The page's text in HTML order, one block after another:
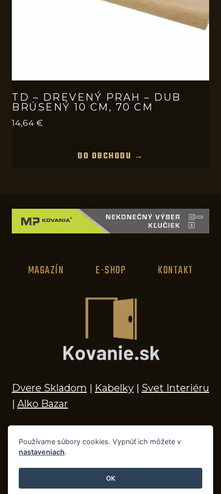
TD – DREVENÝ PRAH – DUB
BRÚSENÝ 10 CM, 70 CM
14,64 €
DO OBCHODU →
MAGAZÍN E-SHOP KONTAKT
Dvere Skladom | Kabelky | Svet Interiéru
| Alko Bazar
© 2026 Kľučky na dvere, madlá, kovania,
doplnky do kúpeľne a príslušenstvo
Používame súbory cookies. Vypnúť ich môžete v
nastaveniach.
OK